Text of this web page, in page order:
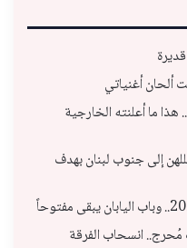
ألحان أغنياتي
ما أعلنته الخارجية
تسللهن إلى جنوب لبنان بهدف
مُحرج.. انسحاب الفرقة